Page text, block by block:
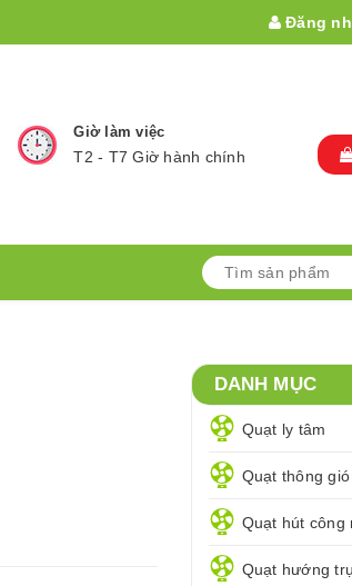
Đăng
Giờ làm việc
T2 - T7 Giờ hành chính
DANH MỤC
Quạt ly tâm
Quạt hút công
Quạt hướng